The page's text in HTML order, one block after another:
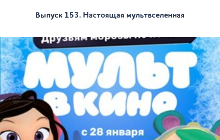
Выпуск 153. Настоящая мультвселенная